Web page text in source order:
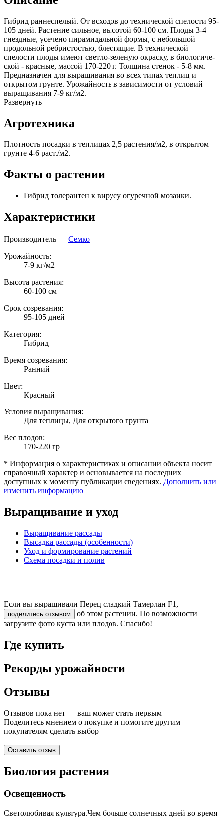
Гибрид раннеспелый. От всходов до технической спелости 95-
105 дней. Растение сильное, высотой 60-100 см. Плоды 3-4
гнездные, усечено пирами­дальной формы, с небольшой
продольной ребри­стостью, блестящие. В технической
спелости пло­ды имеют светло-зеленую окраску, в биологиче­
ской - красные, массой 170-220 г. Толщина стенок - 5-8 мм.
Предназначен для выращивания во всех типах теплиц и
открытом грунте. Урожайность в зависимости от усло­вий
выращивания 7-9 кг/м2.
Развернуть
Агротехника
Плотность посад­ки в теплицах 2,5 растения/м2, в открытом
грунте 4-6 раст./м2.
Факты о растении
Гибрид толерантен к вирусу огуречной мозаики.
Характеристики
Производитель
Семко
Урожайность:
7-9 кг/м2
Высота растения:
60-100 см
Срок созревания:
95-105 дней
Категория:
Гибрид
Время созревания:
Ранний
Цвет:
Красный
Условия выращивания:
Для теплицы, Для открытого грунта
Вес плодов:
170-220 гр
* Информация о характеристиках и описании объекта носит
справочный характер и основывается на последних
доступных к моменту публикации сведениях. Дополнить или
изменить информацию
Выращивание и уход
Выращивание рассады
Высадка рассады (особенности)
Уход и формирование растений
Схема посадки и полив
Если вы выращивали Перец сладкий Тамерлан F1,
поделитесь отзывом
об этом растении. По возможности
загрузите фото куста или плодов. Спасибо!
Где купить
Рекорды урожайности
Отзывы
Отзывов пока нет — ваш может стать первым
Поделитесь мнением о покупке и помогите другим
покупателям сделать выбор
Оставить отзыв
Биология растения
Освещенность
Светолюбивая культура.Чем больше солнечных дней во время